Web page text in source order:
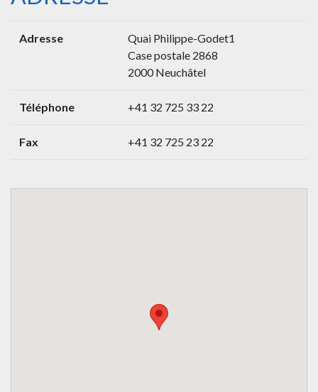
Adresse
Quai Philippe-Godet1
Case postale 2868
2000 Neuchâtel
Téléphone +41 32 725 33 22
Fax +41 32 725 23 22